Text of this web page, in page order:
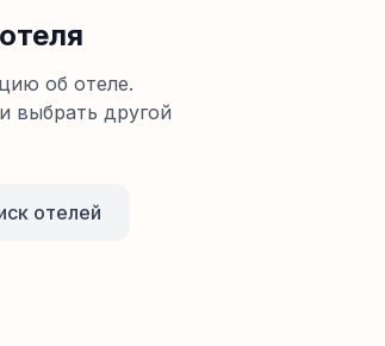
об отеле.
выбрать другой
отелей